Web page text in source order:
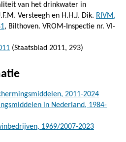
van het drinkwater in
Versteegh en H.H.J. Dik. RIVM,
, Bilthoven. VROM-Inspectie nr. VI-
(Staatsblad 2011, 293)
2011-2024
in Nederland, 1984-
1969/2007-2023